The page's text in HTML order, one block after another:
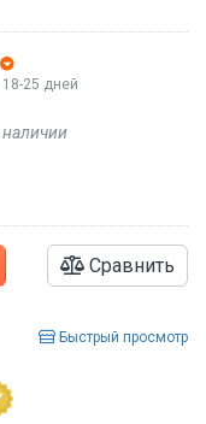
25 дней
Сравнить
Быстрый просмотр